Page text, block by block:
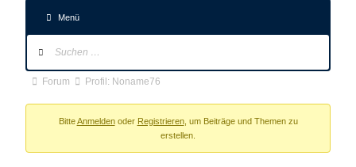
Menü
Navigation
Forum-
Breadcrumbs
Forum Profil: Noname76
BitteAnmeldenoder Registrieren, um Beiträge und Themen zu
erstellen.